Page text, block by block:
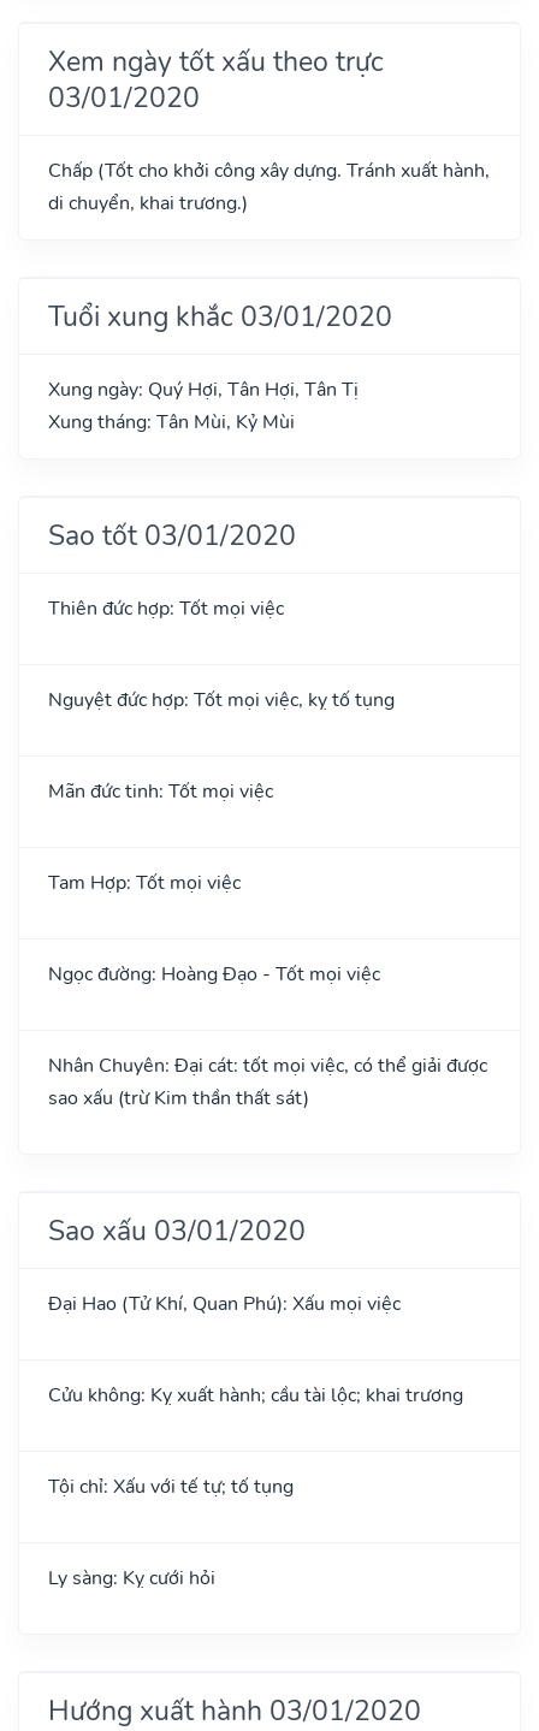
Xem ngày tốt xấu theo trực
03/01/2020
Chấp (Tốt cho khởi công xây dựng. Tránh xuất hành,
di chuyển, khai trương.)
Tuổi xung khắc 03/01/2020
Xung ngày: Quý Hợi, Tân Hợi, Tân Tị
Xung tháng: Tân Mùi, Kỷ Mùi
Sao tốt 03/01/2020
Thiên đức hợp: Tốt mọi việc
Nguyệt đức hợp: Tốt mọi việc, kỵ tố tụng
Mãn đức tinh: Tốt mọi việc
Tam Hợp: Tốt mọi việc
Ngọc đường: Hoàng Đạo - Tốt mọi việc
Nhân Chuyên: Đại cát: tốt mọi việc, có thể giải được
sao xấu (trừ Kim thần thất sát)
Sao xấu 03/01/2020
Đại Hao (Tử Khí, Quan Phú): Xấu mọi việc
Cửu không: Kỵ xuất hành; cầu tài lộc; khai trương
Tội chỉ: Xấu với tế tự; tố tụng
Ly sàng: Kỵ cưới hỏi
Hướng xuất hành 03/01/2020